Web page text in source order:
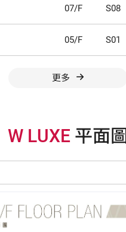
07/F S08
05/F S01
更多
W LUXE 平面圖